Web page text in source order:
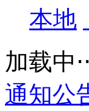
本地
加载中
通知公